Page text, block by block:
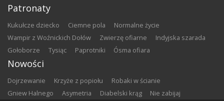
Patronaty
Kukułcze dziecko Ciemne pola
Normalne życie
Wampir z Woźnickich Dołów
Zwierzę ofiarne
Indyjska szarada
Gołoborze
Tysiąc Paprotniki Ósma ofiara
Nowości
Dojrzewanie Krzyże z popiołu
Robaki w ścianie
Gniew Halnego
Asymetria Diabelski krąg Nie zabijaj